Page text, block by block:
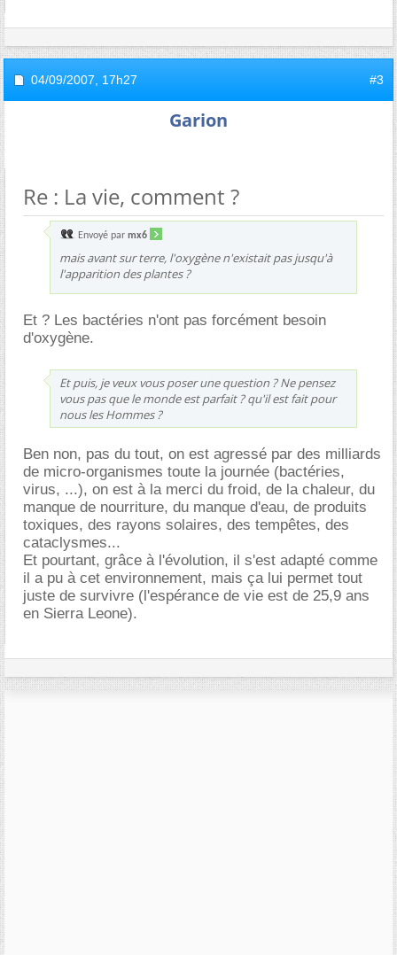
04/09/2007, 17h27 #3
Garion
Re : La vie, comment ?
Envoyé par mx6
mais avant sur terre, l'oxygène n'existait pas jusqu'à
l'apparition des plantes ?
Et ? Les bactéries n'ont pas forcément besoin
d'oxygène.
Et puis, je veux vous poser une question ? Ne pensez
vous pas que le monde est parfait ? qu'il est fait pour
nous les Hommes ?
Ben non, pas du tout, on est agressé par des milliards
de micro-organismes toute la journée (bactéries,
virus, ...), on est à la merci du froid, de la chaleur, du
manque de nourriture, du manque d'eau, de produits
toxiques, des rayons solaires, des tempêtes, des
cataclysmes...
Et pourtant, grâce à l'évolution, il s'est adapté comme
il a pu à cet environnement, mais ça lui permet tout
juste de survivre (l'espérance de vie est de 25,9 ans
en Sierra Leone).